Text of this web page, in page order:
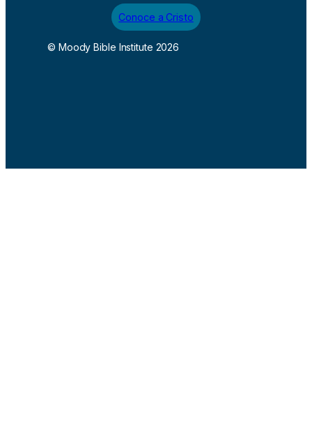
Conoce a Cristo
© Moody Bible Institute 2026